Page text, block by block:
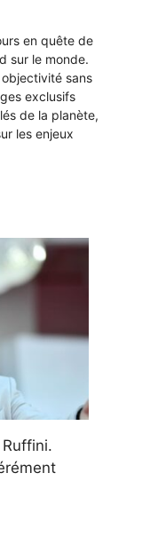
en quête de
sur le monde.
sans
exclusifs
de la planète,
les enjeux